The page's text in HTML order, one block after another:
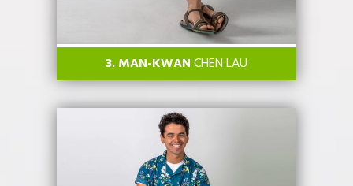
3. MAN-KWANCHEN LAU